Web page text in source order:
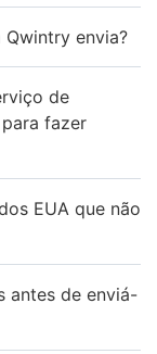
envia?
de
fazer
EUA que não
antes de enviá-